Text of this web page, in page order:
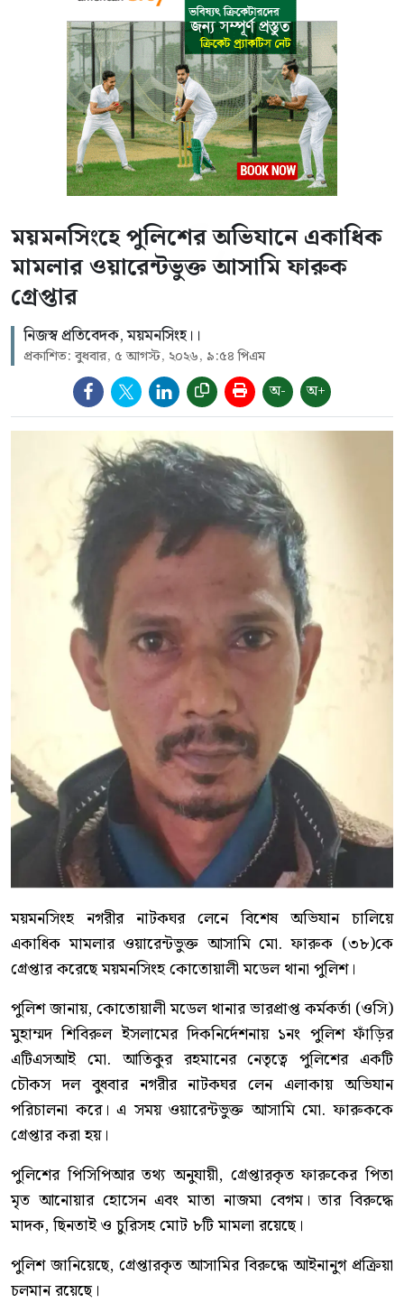
ময়মনসিংহে পুলিশের অভিযানে একাধিক
মামলার ওয়ারেন্টভুক্ত আসামি ফারুক
গ্রেপ্তার
নিজস্ব প্রতিবেদক, ময়মনসিংহ।।
প্রকাশিত: বুধবার, ৫ আগস্ট, ২০২৬, ৯:৫৪ পিএম
অ- অ+
ময়মনসিংহ নগরীর নাটকঘর লেনে বিশেষ অভিযান চালিয়ে
একাধিক মামলার ওয়ারেন্টভুক্ত আসামি মো. ফারুক (৩৮)কে
গ্রেপ্তার করেছে ময়মনসিংহ কোতোয়ালী মডেল থানা পুলিশ।
পুলিশ জানায়, কোতোয়ালী মডেল থানার ভারপ্রাপ্ত কর্মকর্তা (ওসি)
মুহাম্মদ শিবিরুল ইসলামের দিকনির্দেশনায় ১নং পুলিশ ফাঁড়ির
এটিএসআই মো. আতিকুর রহমানের নেতৃত্বে পুলিশের একটি
চৌকস দল বুধবার নগরীর নাটকঘর লেন এলাকায় অভিযান
পরিচালনা করে। এ সময় ওয়ারেন্টভুক্ত আসামি মো. ফারুককে
গ্রেপ্তার করা হয়।
পুলিশের পিসিপিআর তথ্য অনুযায়ী, গ্রেপ্তারকৃত ফারুকের পিতা
মৃত আনোয়ার হোসেন এবং মাতা নাজমা বেগম। তার বিরুদ্ধে
মাদক, ছিনতাই ও চুরিসহ মোট ৮টি মামলা রয়েছে।
পুলিশ জানিয়েছে, গ্রেপ্তারকৃত আসামির বিরুদ্ধে আইনানুগ প্রক্রিয়া
চলমান রয়েছে।